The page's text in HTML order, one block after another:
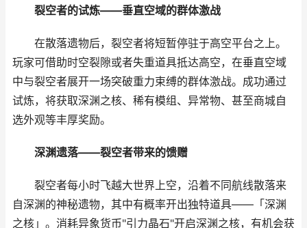
裂空者的试炼——垂直空域的群体激战
在散落遗物后，裂空者将短暂停驻于高空平台之上。
玩家可借助时空裂隙或者失重道具抵达高空，在垂直空域
中与裂空者展开一场突破重力束缚的群体激战。成功通过
试炼，将获取深渊之核、稀有模组、异常物、甚至商城自
选外观等丰厚奖励。
深渊遗落——裂空者带来的馈赠
裂空者每小时飞越大世界上空，沿着不同航线散落来
自深渊的神秘遗物，其中有概率开出独特道具——「深渊
之核」。消耗异象货币"引力晶石"开启深渊之核，有机会获